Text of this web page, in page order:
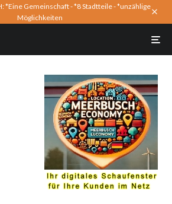
*Eine Gemeinschaft - *8 Stadtteile - *unzählige
Möglichkeiten